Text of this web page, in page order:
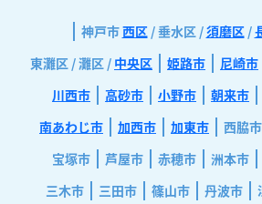
神戸市西区/ 垂水区 /須磨区/
東灘区 / 灘区 / 中央区 姫路市 尼崎市
川西市
高砂市 小野市 朝来市
南あわじ市
加西市 加東市 西脇市
宝塚市
芦屋市 赤穂市 洲本市
三木市
三田市 篠山市 丹波市